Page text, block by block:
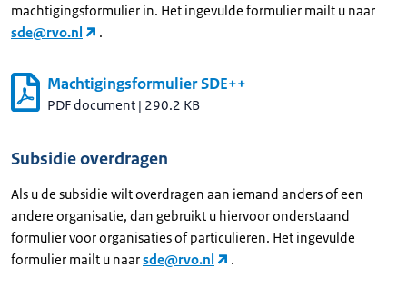
machtigingsformulier in. Het ingevulde formulier mailt u naar
sde@rvo.nl
.
Machtigingsformulier SDE++
PDF document | 290.2 KB
Subsidie overdragen
Als u de subsidie wilt overdragen aan iemand anders of een
andere organisatie, dan gebruikt u hiervoor onderstaand
formulier voor organisaties of particulieren. Het ingevulde
formulier mailt u naarsde@rvo.nl .